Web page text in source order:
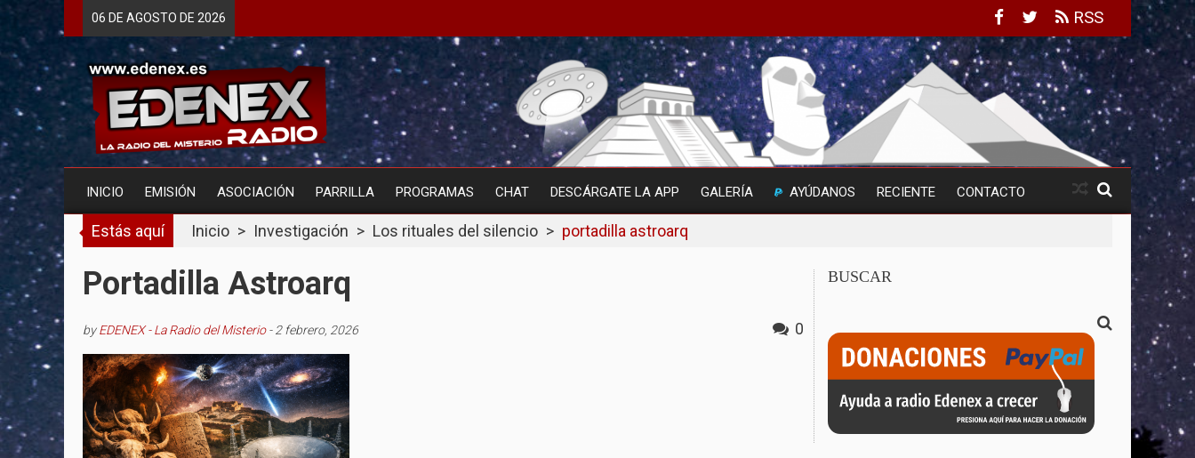
Skip
to
content
06 DE AGOSTO DE 2026 RSS
INICIO EMISIÓN ASOCIACIÓN PARRILLA PROGRAMAS CHAT DESCÁRGATE LA APP GALERÍA AYÚDANOS RECIENTE CONTACTO
Estás aquí Inicio > Investigación > Los rituales del silencio > portadilla astroarq
Portadilla Astroarq
byEDENEX - La Radio del Misterio-2 febrero, 2026 0
BUSCAR